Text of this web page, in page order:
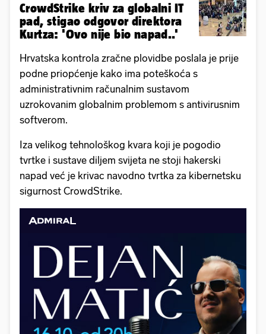
CrowdStrike kriv za globalni IT
pad, stigao odgovor direktora
Kurtza: 'Ovo nije bio napad..'
Hrvatska kontrola zračne plovidbe poslala je prije
podne priopćenje kako ima poteškoća s
administrativnim računalnim sustavom
uzrokovanim globalnim problemom s antivirusnim
softverom.
Iza velikog tehnološkog kvara koji je pogodio
tvrtke i sustave diljem svijeta ne stoji hakerski
napad već je krivac navodno tvrtka za kibernetsku
sigurnost CrowdStrike.